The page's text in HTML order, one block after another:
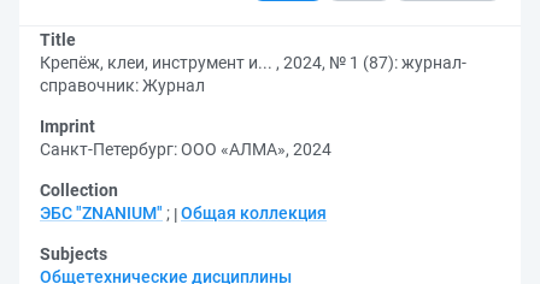
Title
Крепёж, клеи, инструмент и... , 2024, № 1 (87): журнал-
справочник: Журнал
Imprint
Санкт-Петербург: ООО «АЛМА», 2024
Collection
ЭБС "ZNANIUM" ; Общая коллекция
Subjects
Общетехнические дисциплины